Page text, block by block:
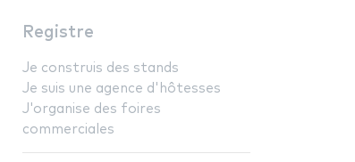
Registre
Je construis des stands
Je suis une agence d'hôtesses
J'organise des foires
commerciales